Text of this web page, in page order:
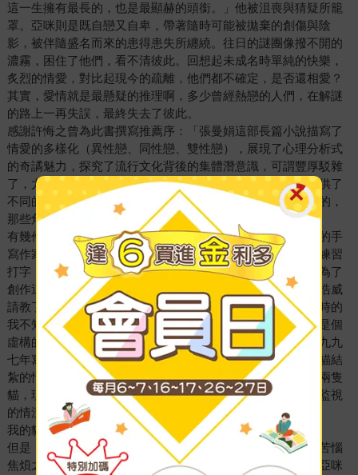
這一生擁有最長的，也是最顯赫的頭銜。」他被沮喪與猜疑所籠
罩。亞咪則是既自戀又自卑，帶著隨時可能被拋棄的創傷與陰
影，被伴隨盛名而來的患得患失所纏繞。往日的謎團像撥不開的
濃霧，困住了他們，看不清彼此。回想起未成名時單純的快樂，
炙烈的情愛，對比起現今的疏離，他們都不確定，是否還相愛？
其實，愛情就是最懸疑的推理啊，多少曾經熱戀的人們，在解謎
的路上一再失誤，最終失去了彼此。
感謝許悔之曾為此書撰寫推薦序：「張曼娟這部長篇小說描寫了
情愛的多樣化（異性戀、同性戀、雙性戀），展現了心理分析式
的奇譎魅力，探究了流行文化背後的集體潛意識，可謂豐厚駁雜
了，尤其她對女性情愛自覺的詮釋，更駸駸乎為大眾小說提供了
不同的可能。」我知道自己是把這個故事當成一齣戲劇在寫的，
那些角色都很生動立體。
有幾件值得記下來的事：在《火宅之貓》之前，我是爬格子的手
寫作家，因為這部小說的連載，我坐在電腦前一邊創作一邊練習
打字，十餘萬字的小說截稿，我的打字技巧已經很熟練了。為了
創作這個故事，我蒐集了許多資料，更向精神科醫師作家王浩威
請教了許多細節，感謝他始終不厭其煩的為我解答說明。那時的
我不知道諮商心理師與精神科醫師的差異，但因為這本來就是個
虛構的故事，就保留了齊大夫「心理醫生」的這個身分。一九九
七年寫作時沒有養貓，也沒想過有一天會養貓，我借用了公貓結
紮的情節，來暗喻齊大夫被亞咪情感閹割。二十年後我領養兩隻
貓，現在的我已經是貓咪結紮的擁護者，也不可能在自己被監視
的情況下放貓咪去「逃生」。
我的貓絕不可以離開我（吶喊）。
但是，逃出火宅的本領，還是得向貓咪學習。身陷火宅般的苦惱
焦煩之中，我們都得像貓咪一樣輕巧飛躍，才能獲得新生。亞咪